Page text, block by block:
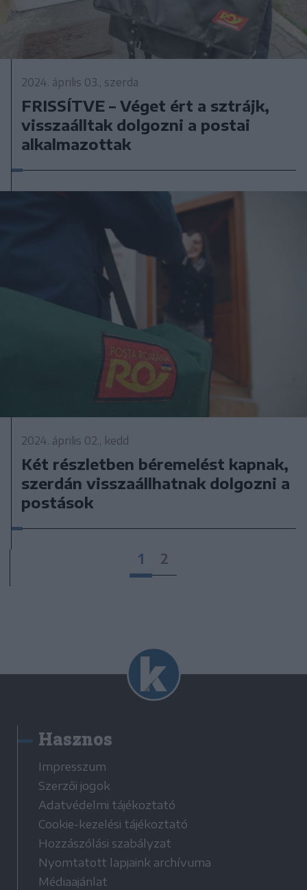
2024. április 03., szerda
FRISSÍTVE – Véget ért a sztrájk,
visszaálltak dolgozni a postai
alkalmazottak
2024. április 02., kedd
Két részletben béremelést kapnak,
szerdán visszaállhatnak dolgozni a
postások
1 2
Hasznos
Impresszum
Szerzői jogok
Adatvédelmi tájékoztató
Cookie-kezelési tájékoztató
Hozzászólási szabályzat
Nyomtatott lapjaink archívuma
Médiaajánlat